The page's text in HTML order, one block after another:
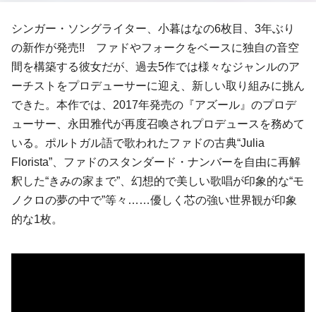
シンガー・ソングライター、小暮はなの6枚目、3年ぶり
の新作が発売!! ファドやフォークをベースに独自の音空
間を構築する彼女だが、過去5作では様々なジャンルのア
ーチストをプロデューサーに迎え、新しい取り組みに挑ん
できた。本作では、2017年発売の『アズール』のプロデ
ューサー、永田雅代が再度召喚されプロデュースを務めて
いる。ポルトガル語で歌われたファドの古典“Julia
Florista”、ファドのスタンダード・ナンバーを自由に再解
釈した“きみの家まで”、幻想的で美しい歌唱が印象的な“モ
ノクロの夢の中で”等々……優しく芯の強い世界観が印象
的な1枚。